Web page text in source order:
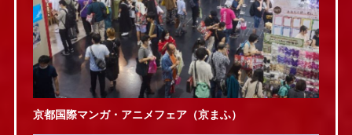
京都国際マンガ・アニメフェア（京まふ）